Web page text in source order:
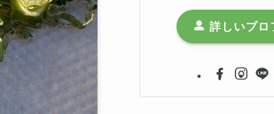
詳しいプロ